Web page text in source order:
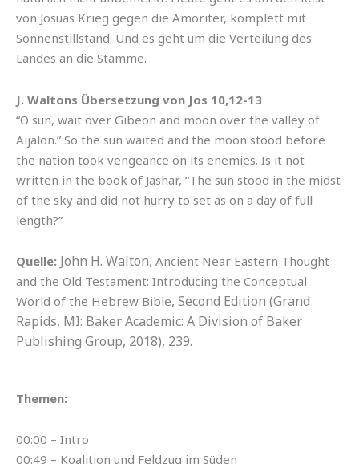
von Josuas Krieg gegen die Amoriter, komplett mit
Sonnenstillstand. Und es geht um die Verteilung des
Landes an die Stämme.
J. Waltons Übersetzung von Jos 10,12-13
“O sun, wait over Gibeon and moon over the valley of
Aijalon.” So the sun waited and the moon stood before
the nation took vengeance on its enemies. Is it not
written in the book of Jashar, “The sun stood in the midst
of the sky and did not hurry to set as on a day of full
length?”
Quelle: John H. Walton, Ancient Near Eastern Thought
and the Old Testament: Introducing the Conceptual
World of the Hebrew Bible, Second Edition (Grand
Rapids, MI: Baker Academic: A Division of Baker
Publishing Group, 2018), 239.
Themen:
00:00 – Intro
00:49 – Koalition und Feldzug im Süden